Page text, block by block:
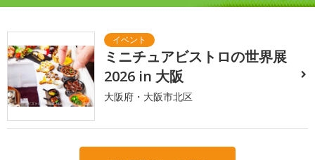
ミニチュアビストロの世界展
2026 in 大阪
大阪府・大阪市北区